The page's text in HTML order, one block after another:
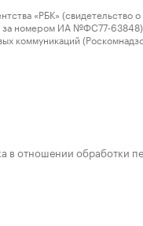
«РБК» (свидетельство о
номером ИА №ФС77-63848)
коммуникаций
в отношении обработки